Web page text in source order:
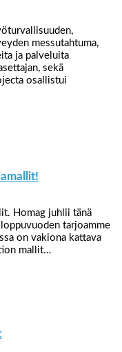
messutahtuma,
ja palveluita
sekä
osallistui
Homag juhlii tänä
tarjoamme
on vakiona kattava
mallit…